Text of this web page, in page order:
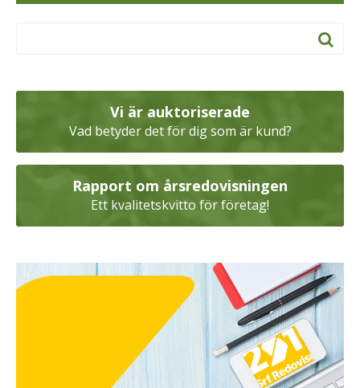
Vi är auktoriserade
Vad betyder det för dig som är kund?
Rapport om årsredovisningen
Ett kvalitetskvitto för företag!